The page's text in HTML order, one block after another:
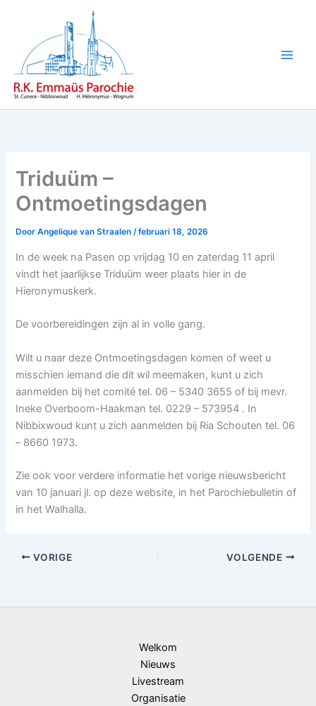
inhoud
Triduüm –
Ontmoetingsdagen
DoorAngelique van Straalen/februari 18, 2026
In de week na Pasen op vrijdag 10 en zaterdag 11 april
vindt het jaarlijkse Triduüm weer plaats hier in de
Hieronymuskerk.
De voorbereidingen zijn al in volle gang.
Wilt u naar deze Ontmoetingsdagen komen of weet u
misschien iemand die dit wil meemaken, kunt u zich
aanmelden bij het comité tel. 06 – 5340 3655 of bij mevr.
Ineke Overboom-Haakman tel. 0229 – 573954 . In
Nibbixwoud kunt u zich aanmelden bij Ria Schouten tel. 06
– 8660 1973.
Zie ook voor verdere informatie het vorige nieuwsbericht
van 10 januari jl. op deze website, in het Parochiebulletin of
in het Walhalla.
VORIGE VOLGENDE
Welkom
Nieuws
Livestream
Organisatie